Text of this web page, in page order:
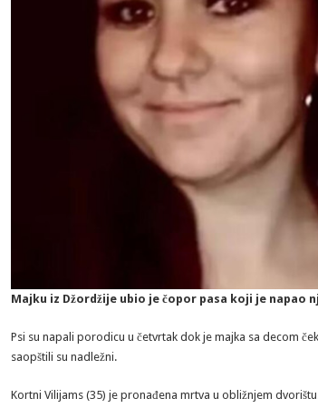
Majku iz Džordžije ubio je čopor pasa koji je napao
Psi su napali porodicu u četvrtak dok je majka sa decom
saopštili su nadležni.
Kortni Vilijams (35) je pronađena mrtva u obližnjem